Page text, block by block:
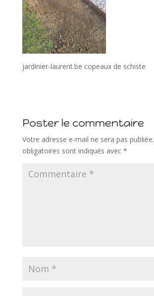
jardinier-laurent.be copeaux de schiste
Poster le commentaire
Votre adresse e-mail ne sera pas publiée.
obligatoires sont indiqués avec *